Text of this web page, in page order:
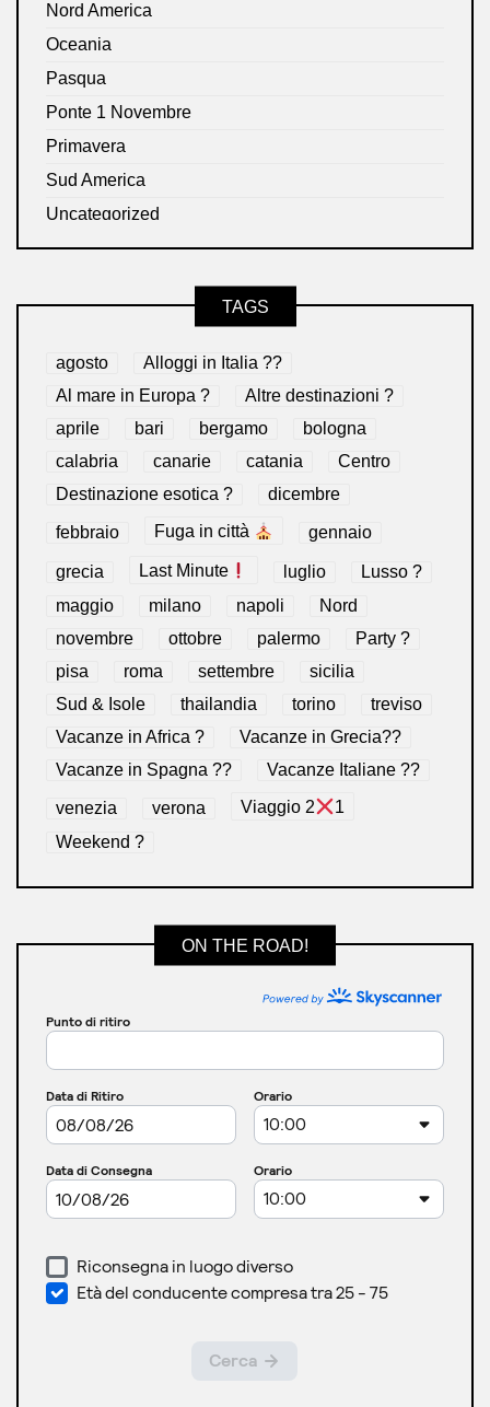
Nord America
Oceania
Pasqua
Ponte 1 Novembre
Primavera
Sud America
Uncategorized
TAGS
agosto
Alloggi in Italia ??
Al mare in Europa ?️
Altre destinazioni ?
aprile
bari bergamo
bologna
calabria
canarie catania
Centro
Destinazione esotica ?
dicembre
febbraio Fuga in città gennaio
grecia Last Minute luglio
Lusso ?
maggio
milano napoli
Nord
novembre
ottobre palermo
Party ?
pisa
roma settembre
sicilia
Sud & Isole
thailandia torino
treviso
Vacanze in Africa ?
Vacanze in Grecia??
Vacanze in Spagna ??
Vacanze Italiane ??
venezia verona Viaggio 2
1
Weekend ?
ON THE ROAD!